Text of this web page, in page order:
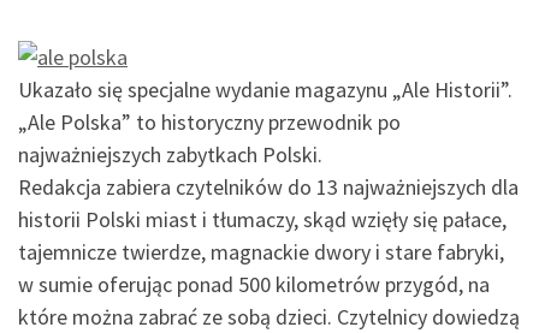
Ukazało się specjalne wydanie magazynu „Ale Historii”.
„Ale Polska” to historyczny przewodnik po
najważniejszych zabytkach Polski.
Redakcja zabiera czytelników do 13 najważniejszych dla
historii Polski miast i tłumaczy, skąd wzięły się pałace,
tajemnicze twierdze, magnackie dwory i stare fabryki,
w sumie oferując ponad 500 kilometrów przygód, na
które można zabrać ze sobą dzieci. Czytelnicy dowiedzą